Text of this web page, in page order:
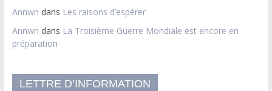
Annwn dans Les raisons d’espérer
Annwn dans La Troisième Guerre Mondiale est encore en
préparation
LETTRE D’INFORMATION